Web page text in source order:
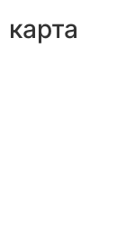
карта